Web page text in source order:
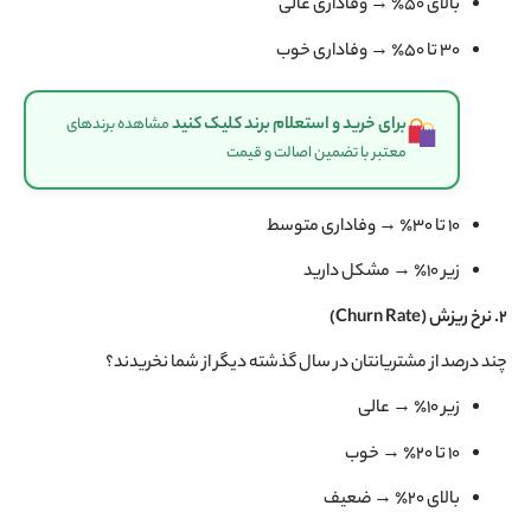
بالای ۵۰٪ → وفاداری عالی
۳۰ تا ۵۰٪ → وفاداری خوب
برای خرید و استعلام برند کلیک کنیدمشاهده برندهای
معتبر با تضمین اصالت و قیمت
۱۰ تا ۳۰٪ → وفاداری متوسط
زیر ۱۰٪ → مشکل دارید
۲. نرخ ریزش (Churn Rate)
چند درصد از مشتریانتان در سال گذشته دیگر از شما نخریدند؟
زیر ۱۰٪ → عالی
۱۰ تا ۲۰٪ → خوب
بالای ۲۰٪ → ضعیف